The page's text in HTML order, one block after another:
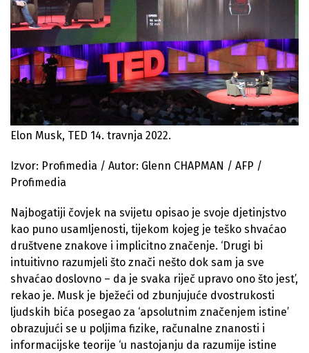
Elon Musk, TED 14. travnja 2022.
Izvor: Profimedia / Autor: Glenn CHAPMAN / AFP /
Profimedia
Najbogatiji čovjek na svijetu opisao je svoje djetinjstvo
kao puno usamljenosti, tijekom kojeg je teško shvaćao
društvene znakove i implicitno značenje. ‘Drugi bi
intuitivno razumjeli što znači nešto dok sam ja sve
shvaćao doslovno – da je svaka riječ upravo ono što jest’,
rekao je. Musk je bježeći od zbunjujuće dvostrukosti
ljudskih bića posegao za ‘apsolutnim značenjem istine’
obrazujući se u poljima fizike, računalne znanosti i
informacijske teorije ‘u nastojanju da razumije istine